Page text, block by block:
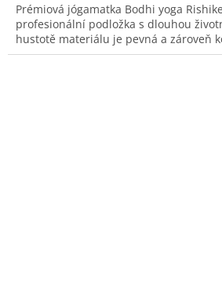
Prémiová jógamatka Bodhi yoga
profesionální podložka s dlouhou
hustotě materiálu je pevná a zároveň